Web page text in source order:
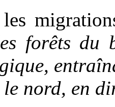
forêts du
le nord, en